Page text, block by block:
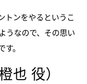
トンをやるというこ
うなので、その思い
。
役）